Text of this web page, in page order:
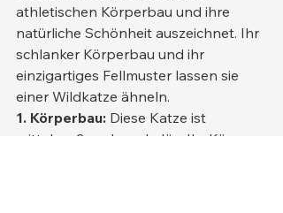
athletischen Körperbau und ihre
natürliche Schönheit auszeichnet. Ihr
schlanker Körperbau und ihr
einzigartiges Fellmuster lassen sie
einer Wildkatze ähneln.
1. Körperbau: Diese Katze ist
mittelgroß und muskulös. Ihr Körper